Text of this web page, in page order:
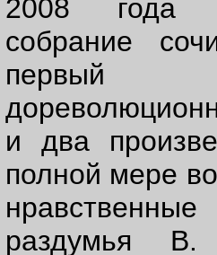
2008 года
собрание
первый
и два
полной мере
раздумья В.